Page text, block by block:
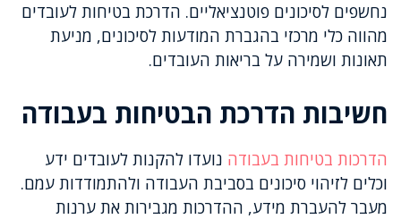
נחשפים לסיכונים פוטנציאליים. הדרכת בטיחות לעובדים
מהווה כלי מרכזי בהגברת המודעות לסיכונים, מניעת
תאונות ושמירה על בריאות העובדים.
חשיבות הדרכת הבטיחות בעבודה
הדרכות בטיחות בעבודה נועדו להקנות לעובדים ידע
וכלים לזיהוי סיכונים בסביבת העבודה ולהתמודדות עמם.
מעבר להעברת מידע, ההדרכות מגבירות את ערנות